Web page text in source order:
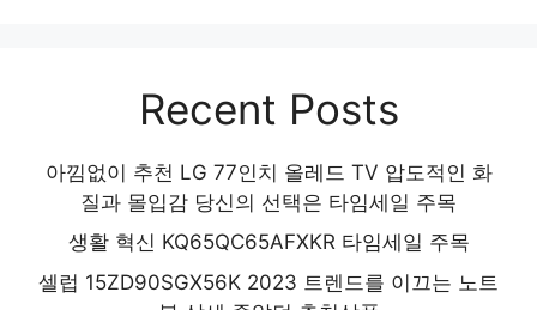
Recent Posts
아낌없이 추천 LG 77인치 올레드 TV 압도적인 화
질과 몰입감 당신의 선택은 타임세일 주목
생활 혁신 KQ65QC65AFXKR 타임세일 주목
셀럽 15ZD90SGX56K 2023 트렌드를 이끄는 노트